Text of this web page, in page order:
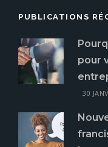
PUBLICATIONS
pour
30